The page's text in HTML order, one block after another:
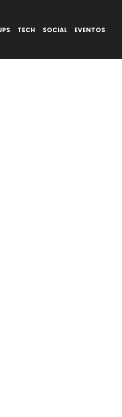
TECH SOCIAL EVENTOS